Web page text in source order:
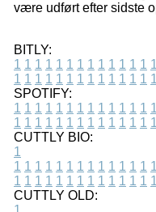
være udført efter sidste
BITLY:
1 1 1 1 1 1 1 1 1 1 1 1 1 1
1 1 1 1 1 1 1 1 1 1 1 1 1 1
SPOTIFY:
1 1 1 1 1 1 1 1 1 1 1 1 1 1
1 1 1 1 1 1 1 1 1 1 1 1 1 1
CUTTLY BIO:
1
1 1 1 1 1 1 1 1 1 1 1 1 1 1
1 1 1 1 1 1 1 1 1 1 1 1 1 1
CUTTLY OLD: